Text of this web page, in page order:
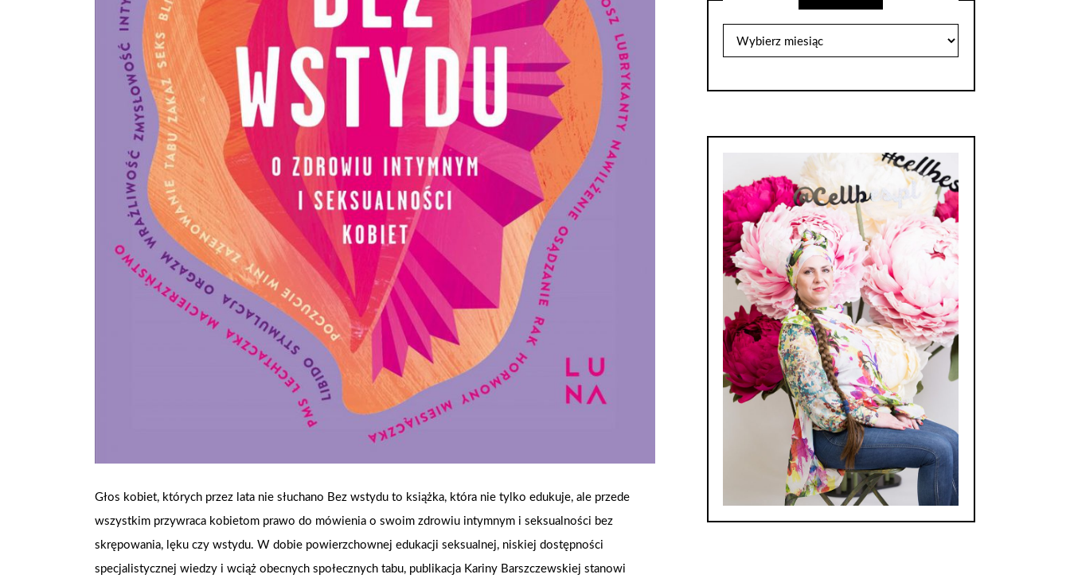
Głos kobiet, których przez lata nie słuchano Bez wstydu to książka, która nie tylko edukuje, ale przede
wszystkim przywraca kobietom prawo do mówienia o swoim zdrowiu intymnym i seksualności bez
skrępowania, lęku czy wstydu. W dobie powierzchownej edukacji seksualnej, niskiej dostępności
specjalistycznej wiedzy i wciąż obecnych społecznych tabu, publikacja Kariny Barszczewskiej stanowi